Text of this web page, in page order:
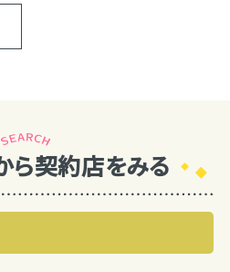
ら契約店をみる